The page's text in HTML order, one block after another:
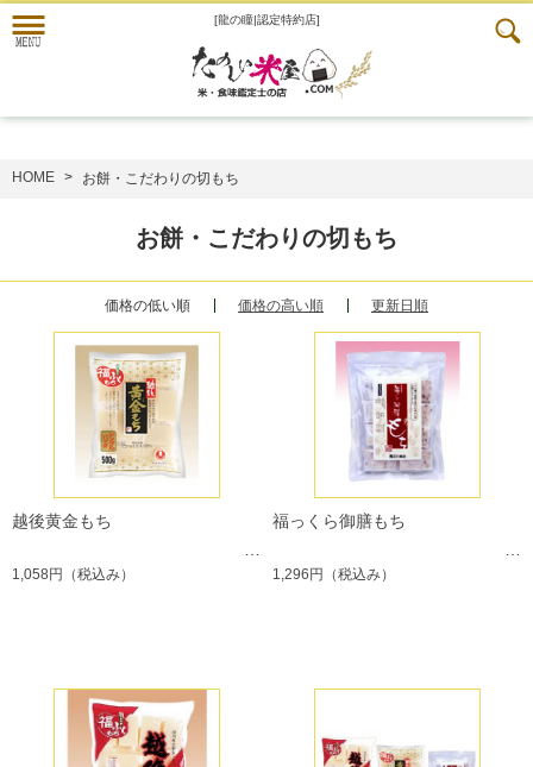
[龍の瞳|認定特約店]
HOME お餅・こだわりの切もち
お餅・こだわりの切もち
価格の低い順 価格の高い順 更新日順
越後黄金もち
1,058円 （税込み）
福っくら御膳もち
1,296円 （税込み）